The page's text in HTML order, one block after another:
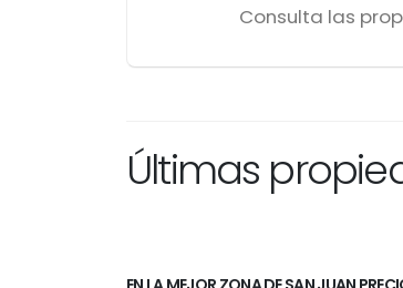
Consulta las
Últimas